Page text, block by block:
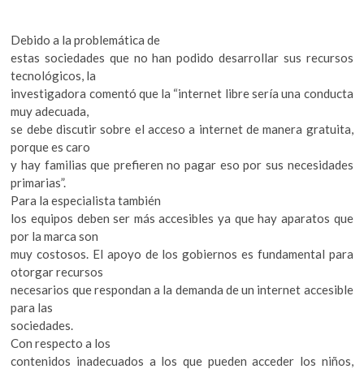
Debido a la problemática de
estas sociedades que no han podido desarrollar sus recursos
tecnológicos, la
investigadora comentó que la “internet libre sería una conducta
muy adecuada,
se debe discutir sobre el acceso a internet de manera gratuita,
porque es caro
y hay familias que prefieren no pagar eso por sus necesidades
primarias”.
Para la especialista también
los equipos deben ser más accesibles ya que hay aparatos que
por la marca son
muy costosos. El apoyo de los gobiernos es fundamental para
otorgar recursos
necesarios que respondan a la demanda de un internet accesible
para las
sociedades.
Con respecto a los
contenidos inadecuados a los que pueden acceder los niños,